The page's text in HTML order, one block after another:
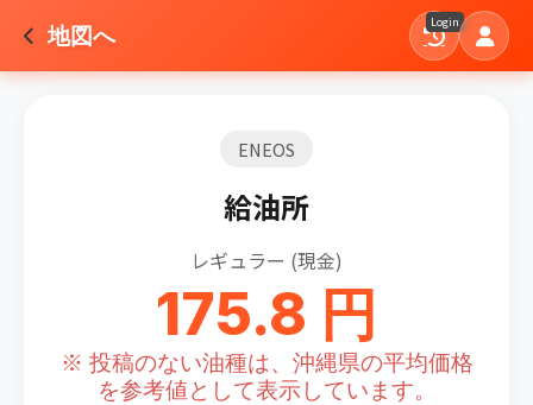
地図へ Login
ENEOS
給油所
レギュラー (現金)
175.8 円
※ 投稿のない油種は、沖縄県の平均価格
を参考値として表示しています。